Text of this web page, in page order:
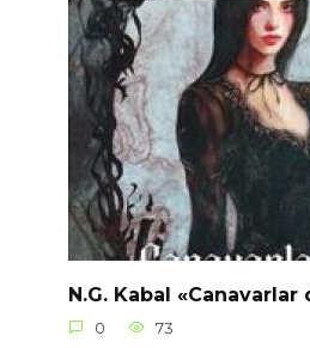
N.G. Kabal
0 73